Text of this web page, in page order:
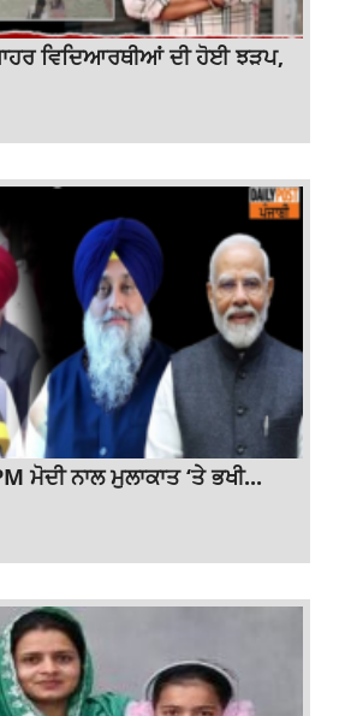
ਵਿਦਿਆਰਥੀਆਂ ਦੀ ਹੋਈ ਝੜਪ,
ਮੋਦੀ ਨਾਲ ਮੁਲਾਕਾਤ ‘ਤੇ ਭਖੀ...